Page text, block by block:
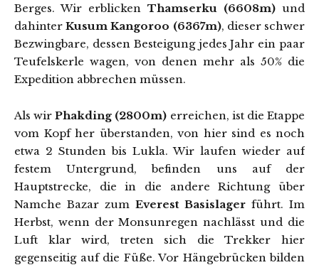
Berges. Wir erblicken Thamserku (6608m) und
dahinterKusum Kangoroo (6367m), dieser schwer
Bezwingbare, dessen Besteigung jedes Jahr ein paar
Teufelskerle wagen, von denen mehr als 50% die
Expedition abbrechen müssen.
Als wirPhakding (2800m) erreichen, ist die Etappe
vom Kopf her überstanden, von hier sind es noch
etwa 2 Stunden bis Lukla. Wir laufen wieder auf
festem Untergrund, befinden uns auf der
Hauptstrecke, die in die andere Richtung über
Namche Bazar zum Everest Basislager führt. Im
Herbst, wenn der Monsunregen nachlässt und die
Luft klar wird, treten sich die Trekker hier
gegenseitig auf die Füße. Vor Hängebrücken bilden